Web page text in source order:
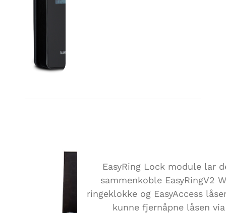
EasyRing Lock module lar
sammenkoble EasyRingV2
ringeklokke og EasyAccess
kunne fjernåpne låsen via